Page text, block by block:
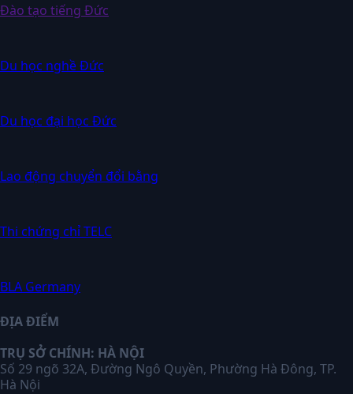
Đào tạo tiếng Đức
Du học nghề Đức
Du học đại học Đức
Lao động chuyển đổi bằng
Thi chứng chỉ TELC
BLA Germany
ĐỊA ĐIỂM
TRỤ SỞ CHÍNH: HÀ NỘI
Số 29 ngõ 32A, Đường Ngô Quyền, Phường Hà Đông, TP.
Hà Nội